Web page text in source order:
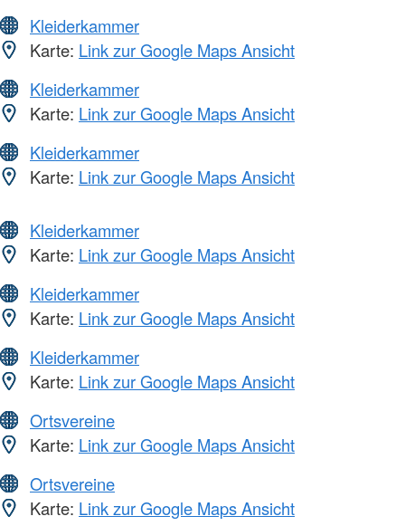
Kleiderkammer
Karte: Link zur Google Maps Ansicht
Kleiderkammer
Karte: Link zur Google Maps Ansicht
Kleiderkammer
Karte: Link zur Google Maps Ansicht
Kleiderkammer
Karte: Link zur Google Maps Ansicht
Kleiderkammer
Karte: Link zur Google Maps Ansicht
Kleiderkammer
Karte: Link zur Google Maps Ansicht
Ortsvereine
Karte: Link zur Google Maps Ansicht
Ortsvereine
Karte: Link zur Google Maps Ansicht